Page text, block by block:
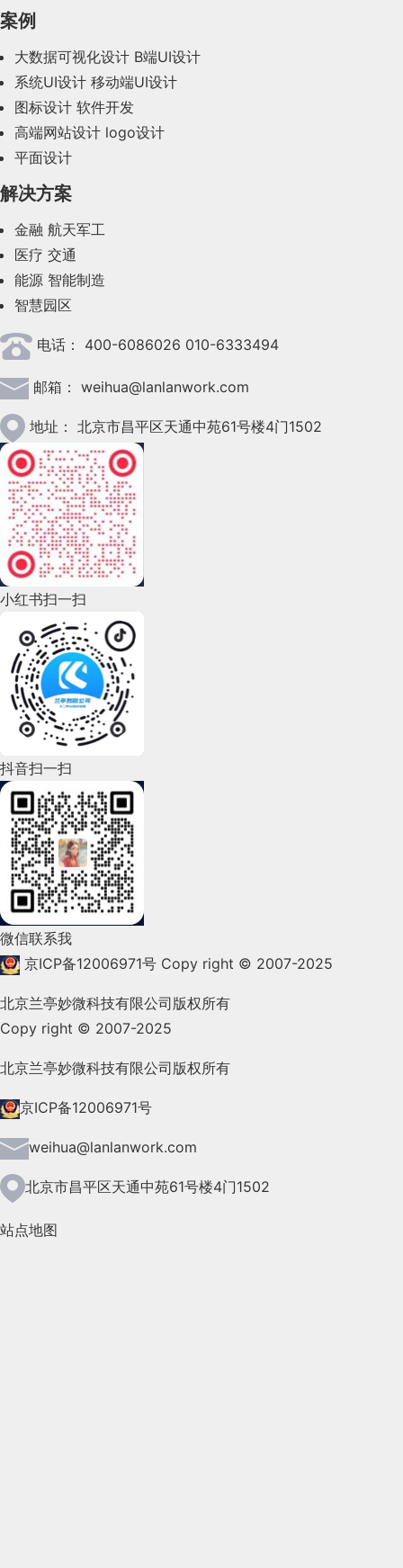
2023年10月(14)
2023年8月(88)
2023年7月(62)
2023年6月(58)
2023年5月(28)
2023年4月(47)
2023年3月(37)
2023年2月(90)
2023年1月(78)
2022年12月(45)
2022年11月(69)
2022年10月(51)
2022年9月(135)
2022年8月(60)
2022年7月(111)
2022年6月(162)
2022年5月(143)
2022年4月(86)
2022年3月(119)
2022年2月(53)
2022年1月(99)
2021年12月(105)
2021年9月(153)
2021年8月(147)
2021年7月(149)
2021年6月(157)
2021年5月(124)
案例
大数据可视化设计 B端UI设计
系统UI设计 移动端UI设计
图标设计 软件开发
高端网站设计 logo设计
平面设计
解决方案
金融 航天军工
医疗 交通
能源 智能制造
智慧园区
电话： 400-6086026 010-6333494
邮箱： weihua@lanlanwork.com
地址： 北京市昌平区天通中苑61号楼4门1502
小红书扫一扫
抖音扫一扫
微信联系我
京ICP备12006971号 Copy right © 2007-2025
北京兰亭妙微科技有限公司版权所有
Copy right © 2007-2025
北京兰亭妙微科技有限公司版权所有
京ICP备12006971号
weihua@lanlanwork.com
北京市昌平区天通中苑61号楼4门1502
站点地图